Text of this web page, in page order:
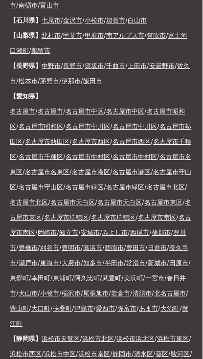
市/南砺市/富山市
【石川県】 七尾市/金沢市/小松市/加賀市/白山市
【山梨県】 北杜市/甲斐市/甲府市/南アルプス市/笛吹市/富士河
口湖町/都留市
【長野県】 中野市/長野市/須坂市/千曲市/ 上田市/安曇野市/佐久
市/松本市/茅野市/伊那市/飯田市
【愛知県】
名古屋市/名古屋市/名古屋市中区/名古屋市中区/名古屋市昭和
区/名古屋市昭和区/名古屋市中川区/名古屋市中川区/名古屋市熱
田区/名古屋市熱田区/名古屋市西区/名古屋市西区/名古屋市千種
区/名古屋市千種区/名古屋市中村区/名古屋市中村区/名古屋市名
東区/名古屋市名東区/名古屋市港区/名古屋市港区/名古屋市守山
区/名古屋市守山区/名古屋市緑区/名古屋市緑区/名古屋市北区/
名古屋市北区/名古屋市天白区/名古屋市天白区/名古屋市東区/名
古屋市東区/名古屋市瑞穂区/名古屋市瑞穂区/名古屋市南区/名古
屋市南区/岡崎市/知立市/安城市/みよし市/西尾市/蒲郡市/豊川
市/豊橋市/刈谷市/豊明市/高浜市/碧南市/豊田市/日進市/長久手
市/瀬戸市/東海市/大府市/知多市/半田市/常滑市/新城市/田原市/
東郷町/幸田町/東浦町/阿久比町/武豊町/美浜町/一宮市/春日井
市/犬山市/小牧市/稲沢市/尾張旭市/岩倉市/清須市/北名古屋市/
豊山町/大口町/扶桑町/津島市/愛西市/弥富市/あま市/大治町/蟹
江町
【静岡県】 浜松市天竜区/浜松市北区/浜松市浜北区/浜松市東区/
浜松市西区/浜松市中区/浜松市南区/静岡市/清水区/葵区/駿河区/